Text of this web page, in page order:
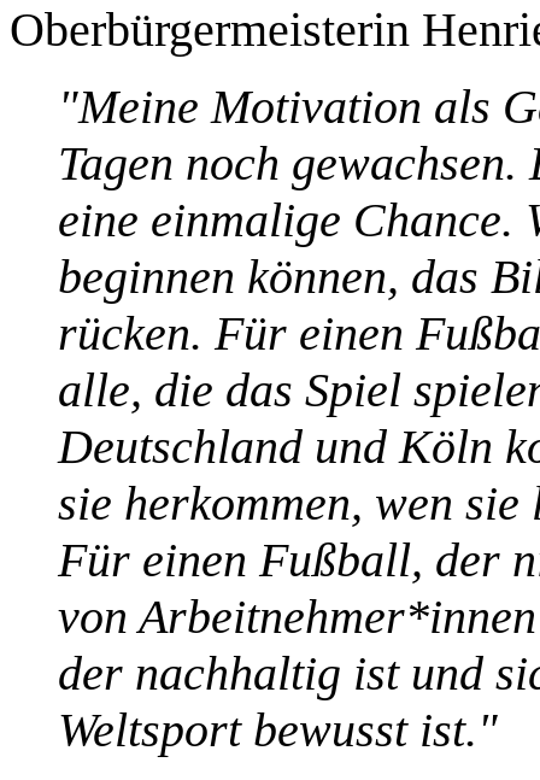
Oberbürgermeisterin
"Meine Motivation als
Tagen noch
eine einmalige Chance.
beginnen können, das
rücken. Für einen
alle, die das Spiel
Deutschland und Köln
sie herkommen, wen
Für einen Fußball, der
von
der nachhaltig ist und
Weltsport bewusst ist."